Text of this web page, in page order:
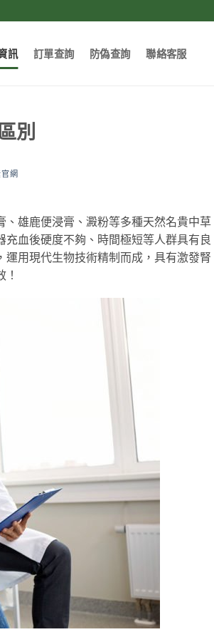
訊 訂單查詢 防偽查詢 聯絡客服
別
官網
雄鹿便浸膏、澱粉等多種天然名貴中草
血後硬度不夠、時間極短等人群具有良
用現代生物技術精制而成，具有激發腎